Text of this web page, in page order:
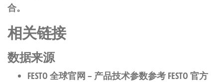
合。
相关链接
数据来源
FESTO 全球官网 – 产品技术参数参考 FESTO 官方